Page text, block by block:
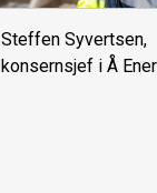
Steffen Syvertsen,
konsernsjef i Å